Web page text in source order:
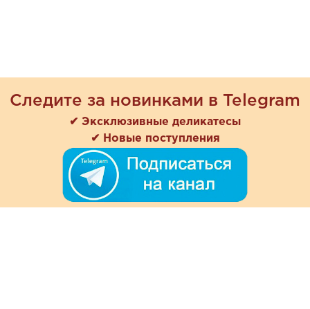
Следите за новинками в Telegram
✔ Эксклюзивные деликатесы
✔ Новые поступления